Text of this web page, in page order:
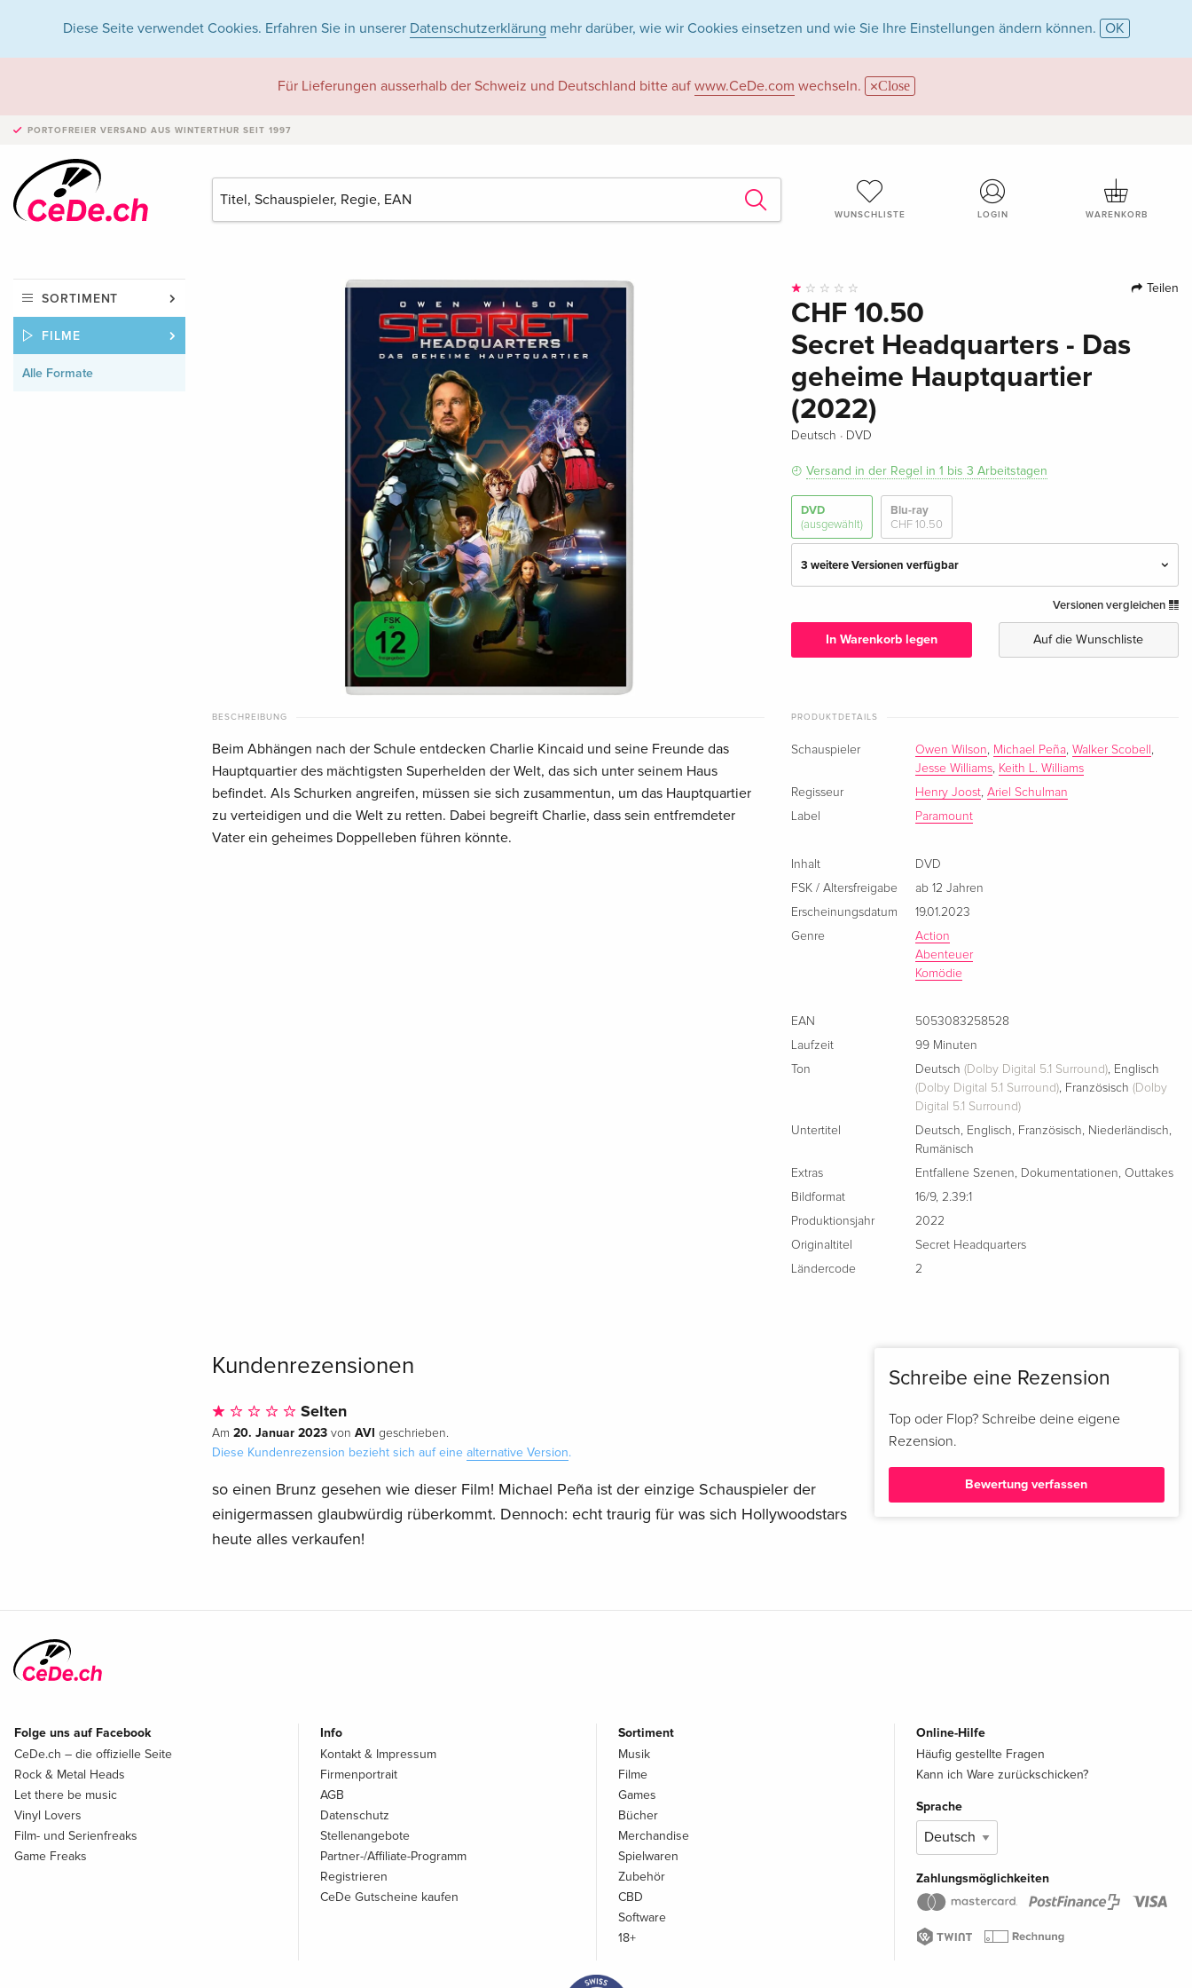
Diese Seite verwendet Cookies. Erfahren Sie in unserer Datenschutzerklärung mehr darüber, wie wir Cookies einsetzen und wie Sie Ihre Einstellungen ändern können. OK
Für Lieferungen ausserhalb der Schweiz und Deutschland bitte auf www.CeDe.com wechseln. Close
PORTOFREIER VERSAND AUS WINTERTHUR SEIT 1997
WUNSCHLISTE LOGIN WARENKORB
SORTIMENT
FILME
Alle Formate
Teilen
CHF 10.50
Secret Headquarters - Das
geheime Hauptquartier
(2022)
Deutsch · DVD
Versand in der Regel in 1 bis 3 Arbeitstagen
DVD
(ausgewählt)
Blu-ray
CHF 10.50
3 weitere Versionen verfügbar
Deutsch
CHF 10.50
Englisch · US Version
Standard Edition
Französisch
Versionen vergleichen
In Warenkorb legen Auf die Wunschliste
BESCHREIBUNG
Beim Abhängen nach der Schule entdecken Charlie Kincaid und seine Freunde das
Hauptquartier des mächtigsten Superhelden der Welt, das sich unter seinem Haus
befindet. Als Schurken angreifen, müssen sie sich zusammentun, um das Hauptquartier
zu verteidigen und die Welt zu retten. Dabei begreift Charlie, dass sein entfremdeter
Vater ein geheimes Doppelleben führen könnte.
PRODUKTDETAILS
Schauspieler Owen Wilson, Michael Peña,Walker Scobell ,
Jesse Williams, Keith L. Williams
Regisseur
Henry Joost,Ariel Schulman
Label
Paramount
Inhalt
DVD
FSK / Altersfreigabe
ab 12 Jahren
Erscheinungsdatum
19.01.2023
Genre
Action
Abenteuer
Komödie
EAN
5053083258528
Laufzeit
99 Minuten
Ton
Deutsch (Dolby Digital 5.1 Surround), Englisch
(Dolby Digital 5.1 Surround), Französisch (Dolby
Digital 5.1 Surround)
Untertitel
Deutsch, Englisch, Französisch, Niederländisch,
Rumänisch
Extras
Entfallene Szenen, Dokumentationen,Outtakes
Bildformat
16/9,2.39:1
Produktionsjahr
2022
Originaltitel
Secret Headquarters
Ländercode
2
Kundenrezensionen
Selten
Am 20. Januar 2023von AVI geschrieben.
Diese Kundenrezension bezieht sich auf eine alternative Version.
so einen Brunz gesehen wie dieser Film! Michael Peña ist der einzige Schauspieler der
einigermassen glaubwürdig rüberkommt. Dennoch: echt traurig für was sich Hollywoodstars
heute alles verkaufen!
Schreibe eine Rezension
Top oder Flop? Schreibe deine eigene
Rezension.
Bewertung verfassen
Folge uns auf Facebook
CeDe.ch – die offizielle Seite
Rock & Metal Heads
Let there be music
Vinyl Lovers
Film- und Serienfreaks
Game Freaks
Info
Kontakt & Impressum
Firmenportrait
AGB
Datenschutz
Stellenangebote
Partner-/Affiliate-Programm
Registrieren
CeDe Gutscheine kaufen
Sortiment
Musik
Filme
Games
Bücher
Merchandise
Spielwaren
Zubehör
CBD
Software
18+
Online-Hilfe
Häufig gestellte Fragen
Kann ich Ware zurückschicken?
Sprache
Zahlungsmöglichkeiten